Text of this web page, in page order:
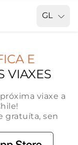
GL
E
VIAXES
viaxe a
gratuíta, sen